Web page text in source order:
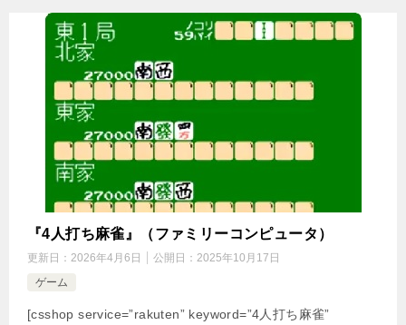
『4人打ち麻雀』（ファミリーコンピュータ）
更新日： 2026年4月6日 公開日： 2025年10月17日
ゲーム
[csshop service=”rakuten” keyword=”4人打ち麻雀”